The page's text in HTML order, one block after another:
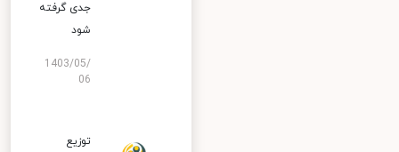
جدی گرفته
شود
1403/05/
06
توزیع